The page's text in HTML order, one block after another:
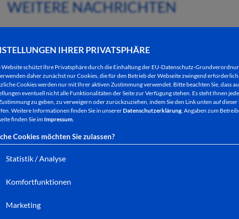
IHRER PRIVATSPHÄRE
Website schützt Ihre Privatsphäre durch die Einhaltung der EU-Datenschutz-
daher zunächst nur Cookies, die für den Betrieb der Webseite zwingend erforderlich
Cookies werden nur mit Ihrer aktiven Zustimmung verwendet. Bitte beachten Sie, dass
eventuell nicht alle Funktionalitäten der Seite zur Verfügung stehen. Es steht Ihnen
zu geben, zu verweigern oder zurückzuziehen, indem Sie den Link unten auf dieser
Weitere Informationen finden Sie in unsererDatenschutzerklärung. Angaben zum
finden Sie im Impressum.
Cookies möchten Sie zulassen?
Statistik / Analyse
Komfortfunktionen
Marketing
WEITERE NACHRICHTEN
06.08.2026
der Stiftsruine genießen